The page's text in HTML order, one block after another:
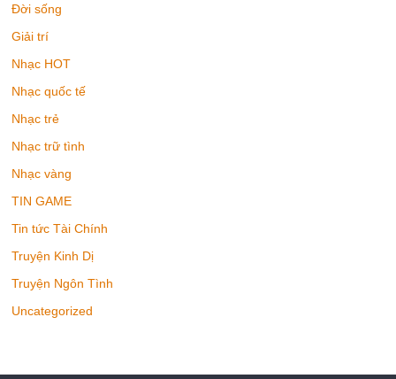
Đời sống
Giải trí
Nhạc HOT
Nhạc quốc tế
Nhạc trẻ
Nhạc trữ tình
Nhạc vàng
TIN GAME
Tin tức Tài Chính
Truyện Kinh Dị
Truyện Ngôn Tình
Uncategorized